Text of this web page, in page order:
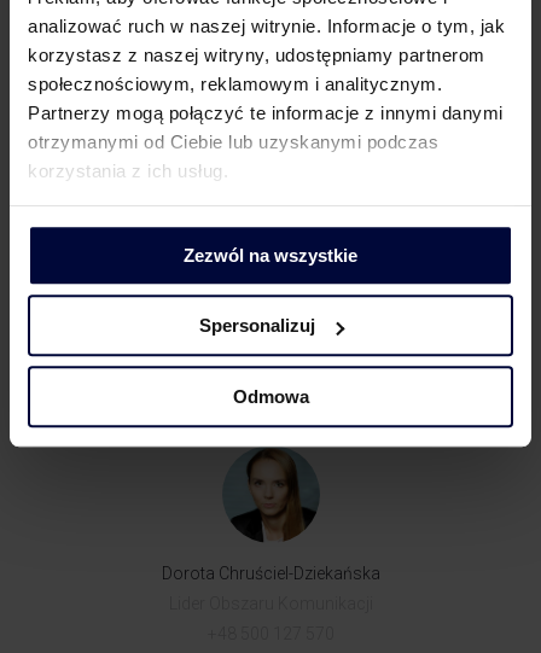
analizować ruch w naszej witrynie. Informacje o tym, jak
korzystasz z naszej witryny, udostępniamy partnerom
społecznościowym, reklamowym i analitycznym.
Partnerzy mogą połączyć te informacje z innymi danymi
otrzymanymi od Ciebie lub uzyskanymi podczas
korzystania z ich usług.
Zezwól na wszystkie
Spersonalizuj
Odmowa
Barbara Lenarcik
Partner | Rozwój biznesu, marketing i komunikacja
Dorota Chruściel-Dziekańska